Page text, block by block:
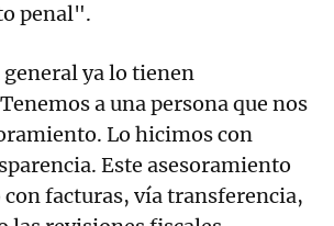
penal".
ya lo tienen
a una persona que nos
Lo hicimos con
Este asesoramiento
facturas, vía transferencia,